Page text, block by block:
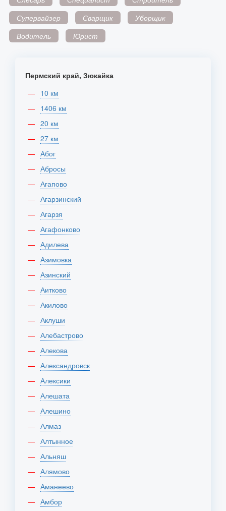
Супервайзер
Сварщик
Уборщик
Водитель
Юрист
Пермский край, Зюкайка
10 км
1406 км
20 км
27 км
Абог
Абросы
Агапово
Агарзинский
Агарзя
Агафонково
Адилева
Азимовка
Азинский
Аитково
Акилово
Аклуши
Алебастрово
Алекова
Александровск
Алексики
Алешата
Алешино
Алмаз
Алтынное
Альняш
Алямово
Аманеево
Амбор